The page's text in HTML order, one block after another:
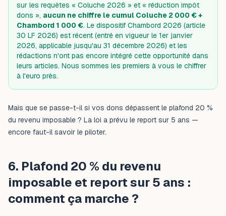
sur les requêtes « Coluche 2026 » et « réduction impôt
dons », aucun ne chiffre le cumul Coluche 2 000 € +
Chambord 1 000 €. Le dispositif Chambord 2026 (article
30 LF 2026) est récent (entré en vigueur le 1er janvier
2026, applicable jusqu'au 31 décembre 2026) et les
rédactions n'ont pas encore intégré cette opportunité dans
leurs articles. Nous sommes les premiers à vous le chiffrer
à l'euro près.
Mais que se passe-t-il si vos dons dépassent le plafond 20 %
du revenu imposable ? La loi a prévu le report sur 5 ans —
encore faut-il savoir le piloter.
6. Plafond 20 % du revenu
imposable et report sur 5 ans :
comment ça marche ?